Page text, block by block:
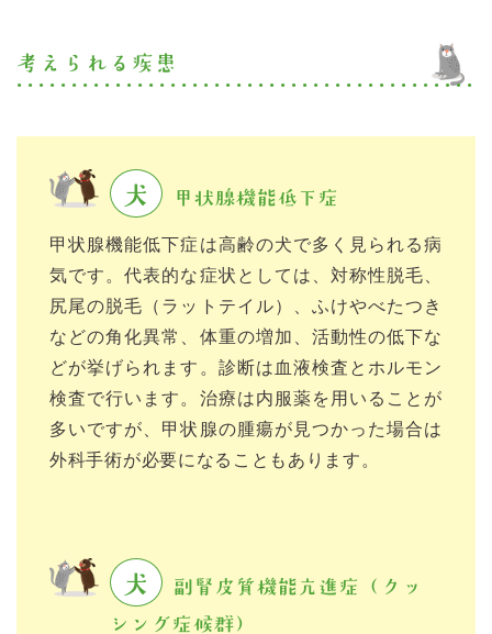
考えられる疾患
犬 甲状腺機能低下症
甲状腺機能低下症は高齢の犬で多く見られる病
気です。代表的な症状としては、対称性脱毛、
尻尾の脱毛（ラットテイル）、ふけやべたつき
などの角化異常、体重の増加、活動性の低下な
どが挙げられます。診断は血液検査とホルモン
検査で行います。治療は内服薬を用いることが
多いですが、甲状腺の腫瘍が見つかった場合は
外科手術が必要になることもあります。
犬
副腎皮質機能亢進症（クッ
シング症候群）